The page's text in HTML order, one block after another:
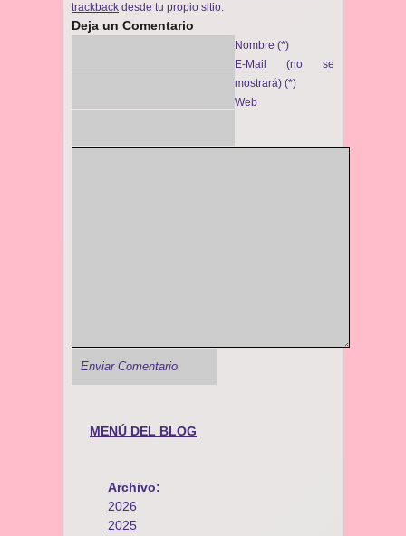
trackback desde tu propio sitio.
Deja un Comentario
Nombre (*)
E-Mail (no se
mostrará) (*)
Web
MENÚ DEL BLOG
Archivo:
2026
2025